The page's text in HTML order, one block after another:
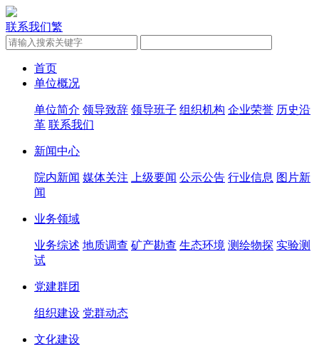
联系我们繁
首页
单位概况
单位简介 领导致辞 领导班子 组织机构 企业荣誉 历史沿
革 联系我们
新闻中心
院内新闻 媒体关注 上级要闻 公示公告 行业信息 图片新
闻
业务领域
业务综述 地质调查 矿产勘查 生态环境 测绘物探 实验测
试
党建群团
组织建设 党群动态
文化建设